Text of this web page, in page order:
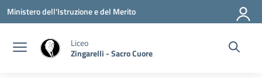
Vai ai contenuti
Vai al menu di navigazione
Vai al footer
Ministero dell'Istruzione e del Merito
Liceo
Zingarelli - Sacro Cuore